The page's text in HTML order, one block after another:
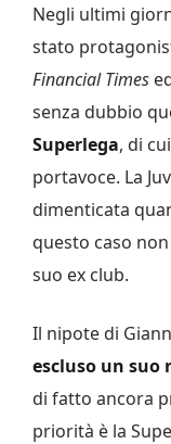
Negli ultimi
stato
Financial Times
senza dubbio
Superlega, di
portavoce. La
dimenticata
questo caso
suo ex club.
Il nipote di
escluso un suo
di fatto ancora
priorità è la